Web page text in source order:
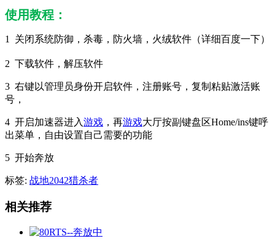
使用教程：
1 关闭系统防御，杀毒，防火墙，火绒软件（详细百度一下）
2 下载软件，解压软件
3 右键以管理员身份开启软件，注册账号，复制粘贴激活账
号，
4 开启加速器进入游戏 ，再游戏大厅按副键盘区Home/ins键呼
出菜单，自由设置自己需要的功能
5 开始奔放
标签: 战地2042猎杀者
相关推荐